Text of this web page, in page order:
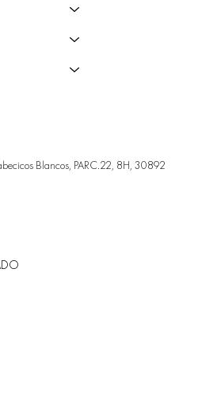
Blancos, PARC.22, 8H, 30892